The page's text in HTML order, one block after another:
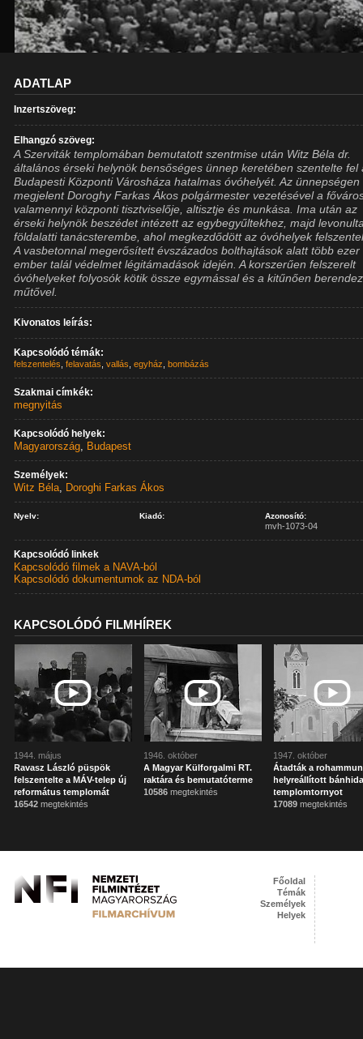
ADATLAP
Inzertszöveg:
Elhangzó szöveg:
A Szerviták templomában bemutatott szentmise után Witz Béla dr.
általános érseki helynök bensőséges ünnep keretében szentelte fel
Budapesti Központi Városháza hatalmas óvóhelyét. Az ünnepségen
megjelent Doroghy Farkas Ákos polgármester vezetésével a
valamennyi központi tisztviselője, altisztje és munkása. Ima után az
érseki helynök beszédet intézett az egybegyűltekhez, majd
földalatti tanácsterembe, ahol megkezdődött az óvóhelyek
A vasbetonnal megerősített évszázados bolthajtások alatt több ezer
ember talál védelmet légitámadások idején. A korszerűen felszerelt
óvóhelyeket folyosók kötik össze egymással és a kitűnően
műtővel.
Kivonatos leírás:
Kapcsolódó témák:
felszentelés ,felavatás ,vallás ,egyház ,bombázás
Szakmai címkék:
megnyitás
Kapcsolódó helyek:
Magyarország, Budapest
Személyek:
Witz Béla, Doroghi Farkas Ákos
Nyelv: Kiadó: Azonosító:
mvh-1073-04
Kapcsolódó linkek
Kapcsolódó filmek a NAVA-ból
Kapcsolódó dokumentumok az NDA-ból
KAPCSOLÓDÓ FILMHÍREK
1944. május
Ravasz László püspök
felszentelte a MÁV-telep új
református templomát
16542 megtekintés
1946. október
A Magyar Külforgalmi RT.
raktára és bemutatóterme
10586 megtekintés
1947. október
Átadták a
helyreállított
templomtornyot
17089 megtekintés
Főoldal
Témák
Személyek
Helyek